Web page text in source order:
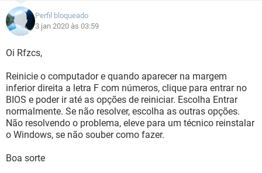
Perfil bloqueado
3 jan 2020 às 03:59
Oi Rfzcs,
Reinicie o computador e quando aparecer na margem
inferior direita a letra F com números, clique para entrar no
BIOS e poder ir até as opções de reiniciar. Escolha Entrar
normalmente. Se não resolver, escolha as outras opções.
Não resolvendo o problema, eleve para um técnico reinstalar
o Windows, se não souber como fazer.
Boa sorte